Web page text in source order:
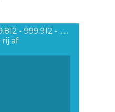
- 999.912 - ......
rij af